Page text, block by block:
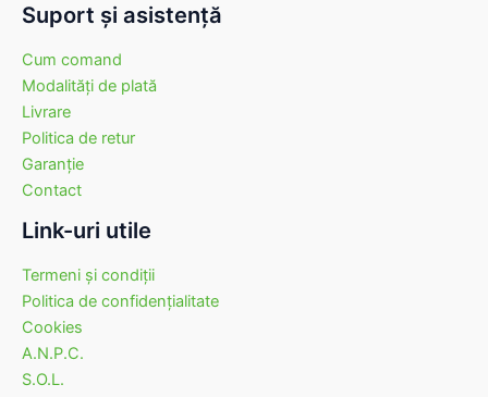
Suport şi asistenţă
Cum comand
Modalităţi de plată
Livrare
Politica de retur
Garanţie
Contact
Link-uri utile
Termeni şi condiţii
Politica de confidenţialitate
Cookies
A.N.P.C.
S.O.L.